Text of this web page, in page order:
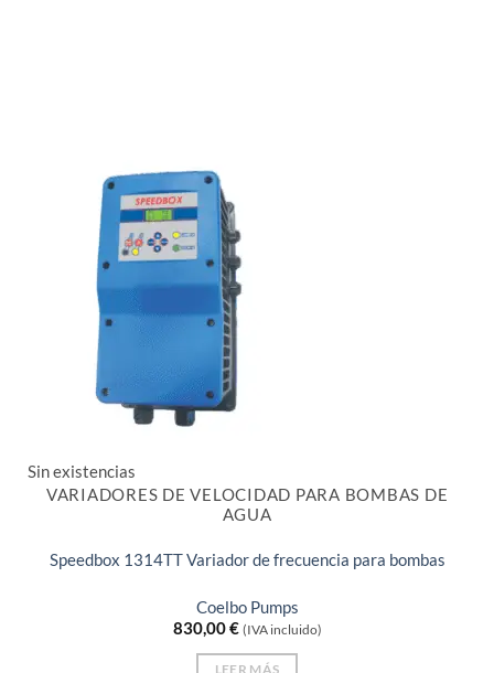
Sin existencias
VARIADORES DE VELOCIDAD PARA BOMBAS DE
AGUA
Speedbox 1314TT Variador de frecuencia para bombas
Coelbo Pumps
830,00€ (IVA incluido)
LEER MÁS